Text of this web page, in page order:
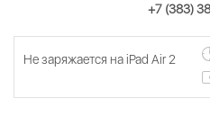
+7 (383)
Не заряжается на iPad Air 2